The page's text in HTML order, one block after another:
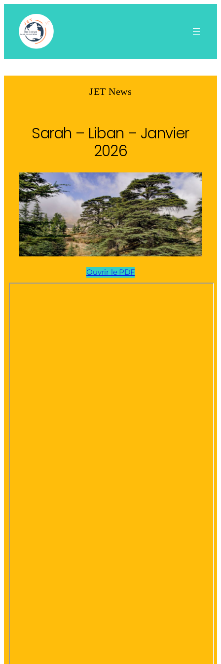
contenu
JET News
Sarah – Liban – Janvier
2026
Ouvrir le PDF